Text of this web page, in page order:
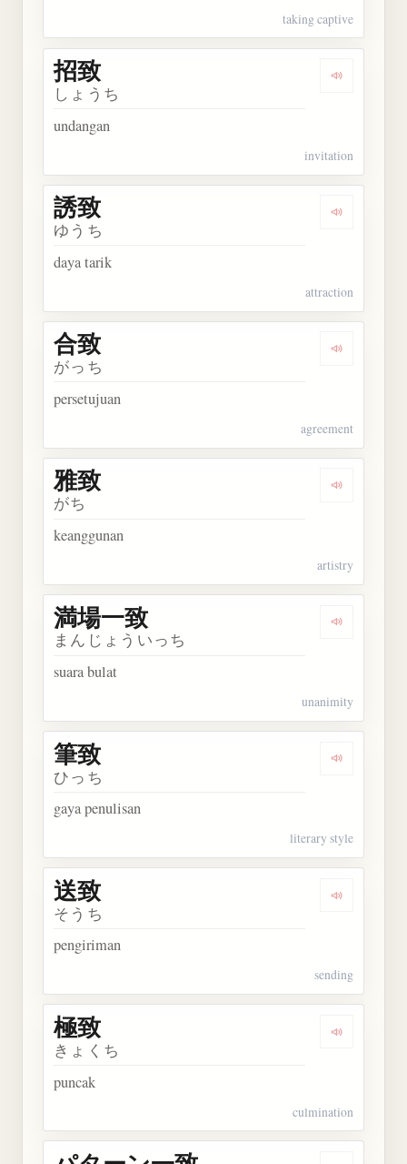
taking captive
Dengarkan
招致
しょうち
undangan
invitation
Dengarkan
誘致
ゆうち
daya tarik
attraction
Dengarkan
合致
がっち
persetujuan
agreement
Dengarkan
雅致
がち
keanggunan
artistry
Dengarkan
満場一致
まんじょういっち
suara bulat
unanimity
Dengarkan
筆致
ひっち
gaya penulisan
literary style
Dengarkan
送致
そうち
pengiriman
sending
Dengarkan
極致
きょくち
puncak
culmination